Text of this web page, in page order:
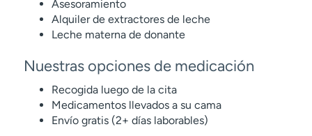
Asesoramiento
Alquiler de extractores de leche
Leche materna de donante
Nuestras opciones de medicación
Recogida luego de la cita
Medicamentos llevados a su cama
Envío gratis (2+ días laborables)